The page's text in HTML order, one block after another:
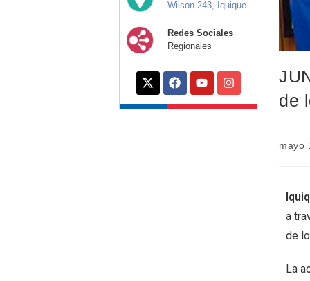
Wilson 243, Iquique
Redes Sociales
Regionales
de
mayo
a
de
La